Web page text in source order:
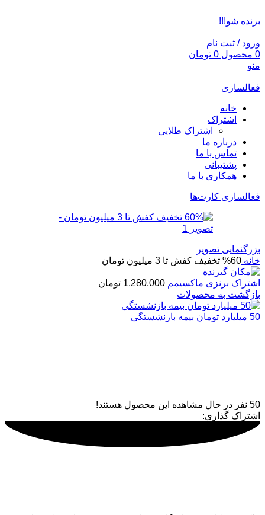
برنده شو!!!
ورود / ثبت نام
0 محصول 0 تومان
منو
فعالسازی
خانه
اشتراک
اشتراک طلایی
درباره ما
تماس با ما
پشتیبانی
همکاری با ما
فعالسازی کارت‌ها
بزرگنمایی تصویر
خانه 60% تخفیف کفش تا 3 میلیون تومان
اشتراک برنزی ماکسیمم 1,280,000 تومان
بازگشت به محصولات
50 میلیارد تومان بیمه بازنشستگی
50 نفر در حال مشاهده این محصول هستند!
اشتراک گذاری: